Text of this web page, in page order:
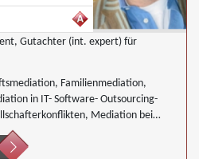
Gutachter (int. expert) für
Familienmediation,
in IT- Software- Outsourcing-
Mediation bei